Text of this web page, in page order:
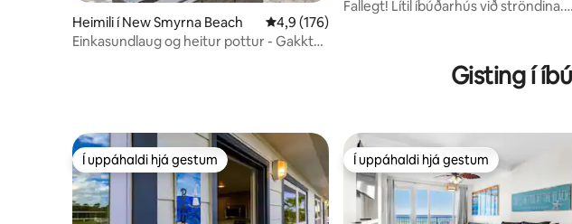
Heimili í New Smyrna Beach 4,9 af 5 í meðaleinkunn, 176 umsagnir
4,9 (176)
Einkasundlaug og heitur pottur - Gakktu
Fallegt! Lítil íbúðarhús við ströndina.
Gisting í
Í uppáhaldi hjá gestum
Í uppáhaldi hjá gestum Í uppáhaldi hjá gestum
Í uppáhaldi hjá gestum